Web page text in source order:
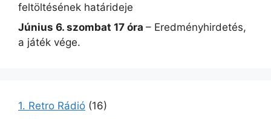
feltöltésének határideje
Június 6. szombat 17 óra – Eredményhirdetés,
a játék vége.
1. Retro Rádió (16)